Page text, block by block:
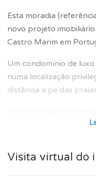
Esta moradia
novo projeto
Castro Marim em
Um condomínio de
numa localização
distância a pé das
Altura e oferece
necessidades dos
Visita virtual do